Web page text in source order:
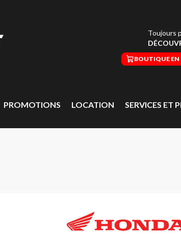
Toujours
BOUTIQUE EN
PROMOTIONS LOCATION SERVICES ET